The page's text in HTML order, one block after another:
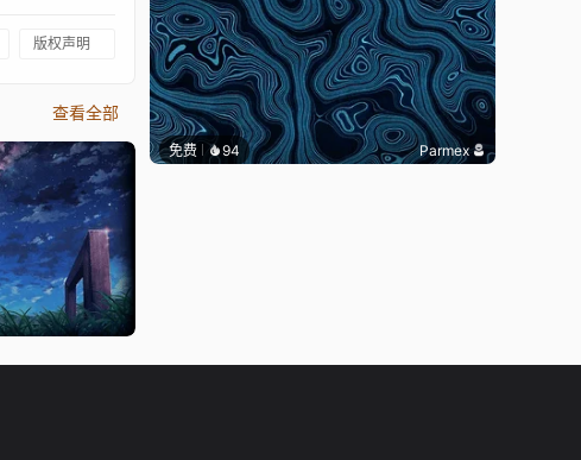
版权声明
查看全部
免费 94 Parmex